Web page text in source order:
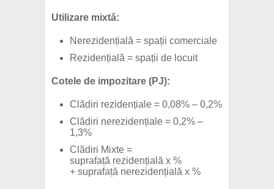
Utilizare mixtă:
Nerezidențială = spații comerciale
Rezidențială = spații de locuit
Cotele de impozitare (PJ):
Clădiri rezidențiale = 0,08% – 0,2%
Clădiri nerezidențiale = 0,2% –
1,3%
Clădiri Mixte =
suprafață rezidențială x %
+ suprafață nerezidențială x %